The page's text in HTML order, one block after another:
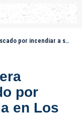
a su pareja en Los Mameyes
por
en Los